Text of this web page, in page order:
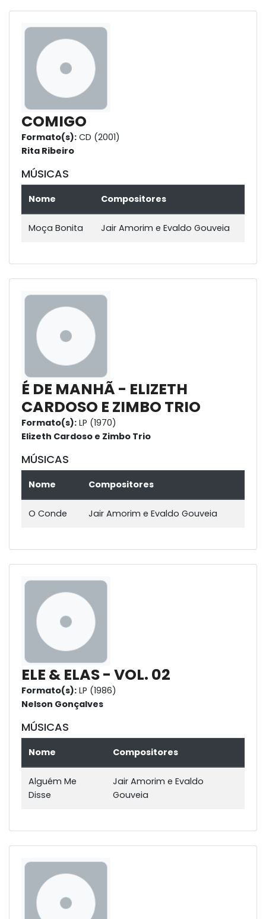
COMIGO
Formato(s): CD (2001)
Rita Ribeiro
MÚSICAS
Nome Compositores
Moça Bonita Jair Amorim e Evaldo Gouveia
É DE MANHÃ - ELIZETH
CARDOSO E ZIMBO TRIO
Formato(s): LP (1970)
Elizeth Cardoso e Zimbo Trio
MÚSICAS
Nome Compositores
O Conde Jair Amorim e Evaldo Gouveia
ELE & ELAS - VOL. 02
Formato(s): LP (1986)
Nelson Gonçalves
MÚSICAS
Nome Compositores
Alguém Me
Disse
Jair Amorim e Evaldo
Gouveia